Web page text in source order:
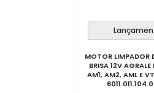
MOTOR LIMPADOR
BRISA 12V AGRALE
AM1, AM2, AML E